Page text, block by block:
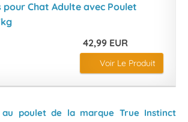
Chat Adulte avec Poulet
42,99 EUR
Voir Le Produit
au poulet de la marque True Instinct